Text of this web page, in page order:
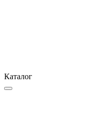
Каталог